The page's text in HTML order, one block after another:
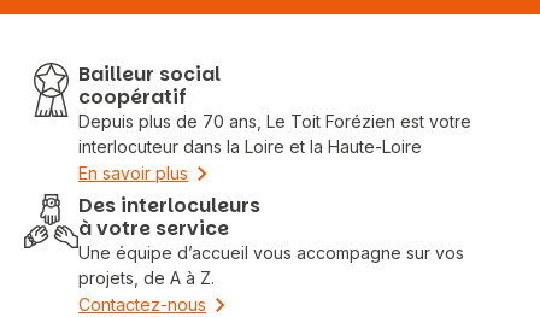
Bailleur social
coopératif
Depuis plus de 70 ans, Le Toit Forézien est votre
interlocuteur dans la Loire et la Haute-Loire
En savoir plus
Des interloculeurs
à votre service
Une équipe d’accueil vous accompagne sur vos
projets, de A à Z.
Contactez-nous